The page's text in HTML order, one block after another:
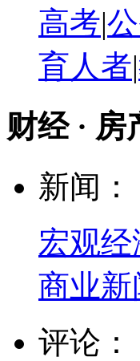
高考|
育人者|
财经 · 房
新闻：
宏观经
商业新
评论：